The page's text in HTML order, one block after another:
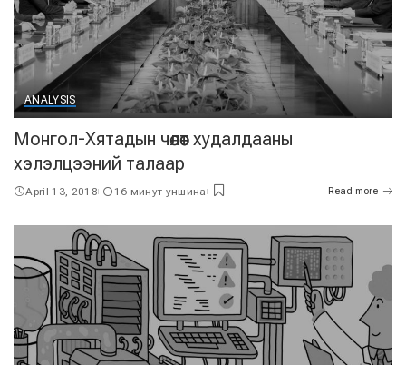
ANALYSIS
Монгол-Хятадын чөлөөт худалдааны
хэлэлцээний талаар
April 13, 2018 16 минут уншина Read more